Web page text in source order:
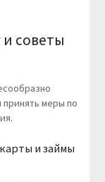
советы
принять меры по
и займы